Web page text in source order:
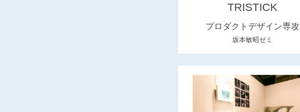
TRISTICK
プロダクトデザイン専攻
坂本敏昭ゼミ